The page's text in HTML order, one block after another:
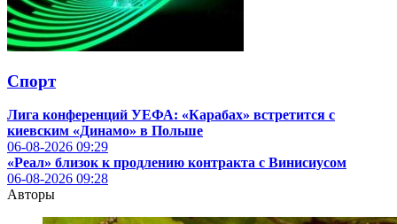
Спорт
Лига конференций УЕФА: «Карабах» встретится с
киевским «Динамо» в Польше
06-08-2026 09:29
«Реал» близок к продлению контракта с Винисиусом
06-08-2026 09:28
Авторы